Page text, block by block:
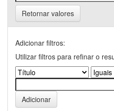
Retornar valores
Adicionar filtros:
Utilizar filtros para refinar o